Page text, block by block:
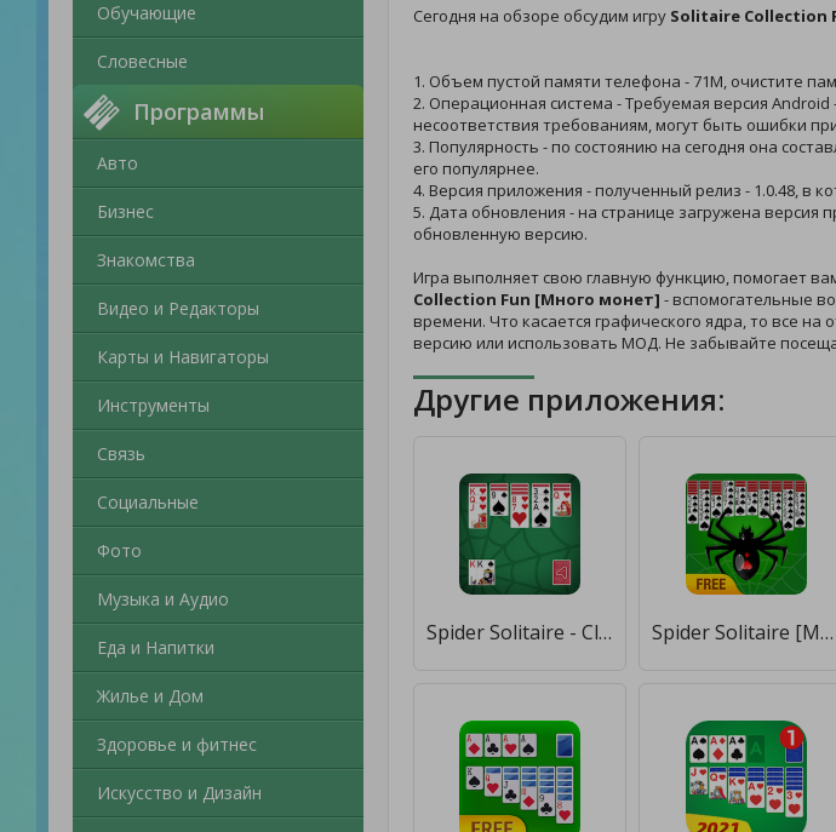
Обучающие
Словесные
Программы
Авто
Бизнес
Знакомства
Видео и Редакторы
Карты и Навигаторы
Инструменты
Связь
Социальные
Фото
Музыка и Аудио
Еда и Напитки
Жилье и Дом
Здоровье и фитнес
Искусство и Дизайн
Сегодня на обзоре обсудим игру Solitaire Collection
1. Объем пустой памяти телефона - 71M, очистите
2. Операционная система - Требуемая версия
несоответствия требованиям, могут быть ошибки
3. Популярность - по состоянию на сегодня она
его популярнее.
4. Версия приложения - полученный релиз - 1.0.48, в
5. Дата обновления - на странице загружена версия
обновленную версию.
Игра выполняет свою главную функцию, помогает
Collection Fun [Много монет] - вспомогательные
времени. Что касается графического ядра, то все
версию или использовать МОД. Не забывайте
Другие приложения:
Spider Solitaire - Classic Solitaire Card Games [Бесплатные покупки] Spider Solitaire [Много монет]